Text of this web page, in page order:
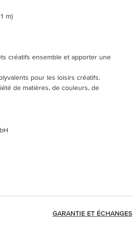
m)
créatifs ensemble et apporter une
pour les loisirs créatifs.
de matières, de couleurs, de
GARANTIE ET ÉCHANGES